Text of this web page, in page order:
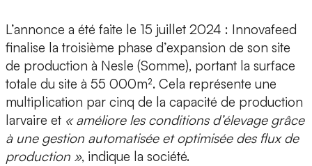
L’annonce a été faite le 15 juillet 2024 : Innovafeed
finalise la troisième phase d’expansion de son site
de production à Nesle (Somme), portant la surface
totale du site à 55 000m². Cela représente une
multiplication par cinq de la capacité de production
larvaire et « améliore les conditions d’élevage grâce
à une gestion automatisée et optimisée des flux de
production », indique la société.